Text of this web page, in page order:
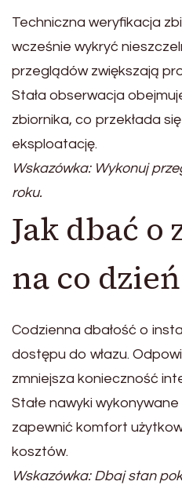
Techniczna weryfikacja
wcześnie wykryć
przeglądów zwiększają
Stała obserwacja
zbiornika, co przekłada
eksploatację.
Wskazówka: Wykonuj
roku.
Jak dbać
na co dzień
Codzienna dbałość o
dostępu do włazu.
zmniejsza konieczność
Stałe nawyki
zapewnić komfort
kosztów.
Wskazówka: Dbaj stan